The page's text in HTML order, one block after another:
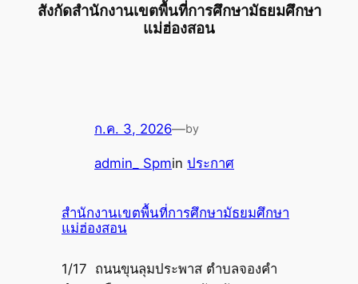
สังกัดสำนักงานเขตพื้นที่การศึกษามัธยมศึกษา
แม่ฮ่องสอน
ก.ค. 3, 2026—by
admin_ Spminประกาศ
สำนักงานเขตพื้นที่การศึกษามัธยมศึกษา
แม่ฮ่องสอน
1/17 ถนนขุนลุมประพาส ตำบลจองคำ